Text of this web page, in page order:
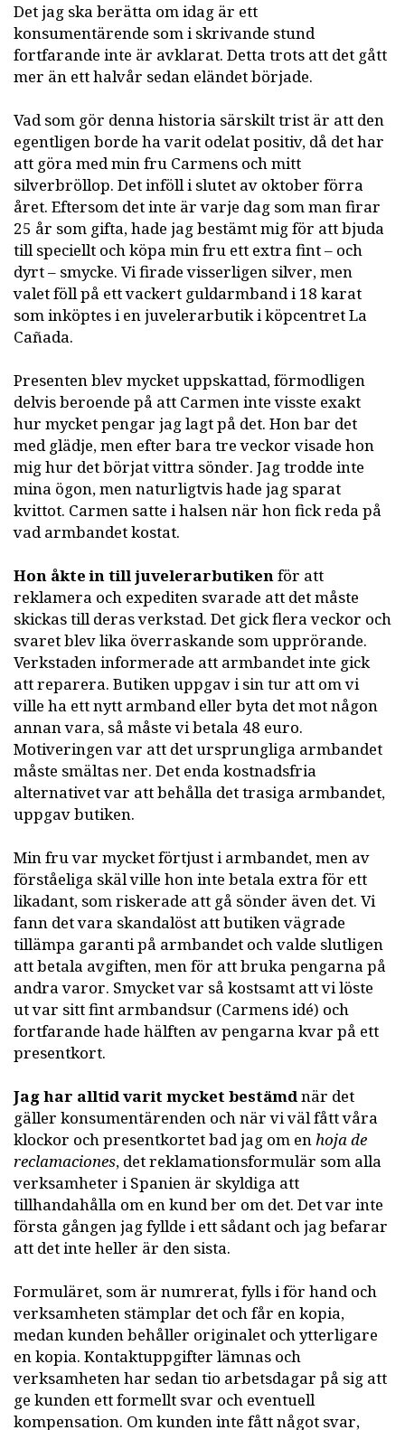
Det jag ska berätta om idag är ett
konsumentärende som i skrivande stund
fortfarande inte är avklarat. Detta trots att det gått
mer än ett halvår sedan eländet började.
Vad som gör denna historia särskilt trist är att den
egentligen borde ha varit odelat positiv, då det har
att göra med min fru Carmens och mitt
silverbröllop. Det inföll i slutet av oktober förra
året. Eftersom det inte är varje dag som man firar
25 år som gifta, hade jag bestämt mig för att bjuda
till speciellt och köpa min fru ett extra fint – och
dyrt – smycke. Vi firade visserligen silver, men
valet föll på ett vackert guldarmband i 18 karat
som inköptes i en juvelerarbutik i köpcentret La
Cañada.
Presenten blev mycket uppskattad, förmodligen
delvis beroende på att Carmen inte visste exakt
hur mycket pengar jag lagt på det. Hon bar det
med glädje, men efter bara tre veckor visade hon
mig hur det börjat vittra sönder. Jag trodde inte
mina ögon, men naturligtvis hade jag sparat
kvittot. Carmen satte i halsen när hon fick reda på
vad armbandet kostat.
Hon åkte in till juvelerarbutikenför att
reklamera och expediten svarade att det måste
skickas till deras verkstad. Det gick flera veckor och
svaret blev lika överraskande som upprörande.
Verkstaden informerade att armbandet inte gick
att reparera. Butiken uppgav i sin tur att om vi
ville ha ett nytt armband eller byta det mot någon
annan vara, så måste vi betala 48 euro.
Motiveringen var att det ursprungliga armbandet
måste smältas ner. Det enda kostnadsfria
alternativet var att behålla det trasiga armbandet,
uppgav butiken.
Min fru var mycket förtjust i armbandet, men av
förståeliga skäl ville hon inte betala extra för ett
likadant, som riskerade att gå sönder även det. Vi
fann det vara skandalöst att butiken vägrade
tillämpa garanti på armbandet och valde slutligen
att betala avgiften, men för att bruka pengarna på
andra varor. Smycket var så kostsamt att vi löste
ut var sitt fint armbandsur (Carmens idé) och
fortfarande hade hälften av pengarna kvar på ett
presentkort.
Jag har alltid varit mycket bestämdnär det
gäller konsumentärenden och när vi väl fått våra
klockor och presentkortet bad jag om enhoja de
reclamaciones, det reklamationsformulär som alla
verksamheter i Spanien är skyldiga att
tillhandahålla om en kund ber om det. Det var inte
första gången jag fyllde i ett sådant och jag befarar
att det inte heller är den sista.
Formuläret, som är numrerat, fylls i för hand och
verksamheten stämplar det och får en kopia,
medan kunden behåller originalet och ytterligare
en kopia. Kontaktuppgifter lämnas och
verksamheten har sedan tio arbetsdagar på sig att
ge kunden ett formellt svar och eventuell
kompensation. Om kunden inte fått något svar,